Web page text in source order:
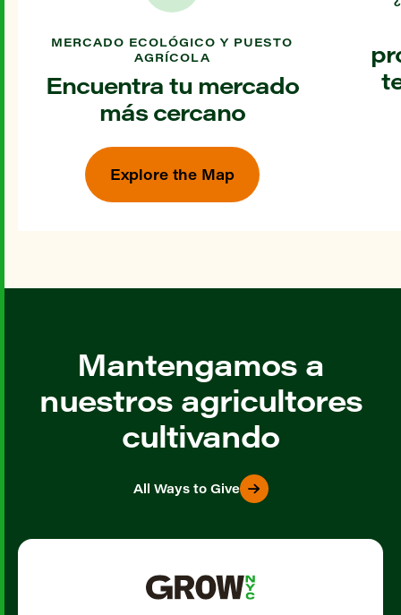
MERCADO ECOLÓGICO Y PUESTO
AGRÍCOLA
Encuentra tu mercado
más cercano
Explore the Map
Mantengamos a
nuestros agricultores
cultivando
All Ways to Give